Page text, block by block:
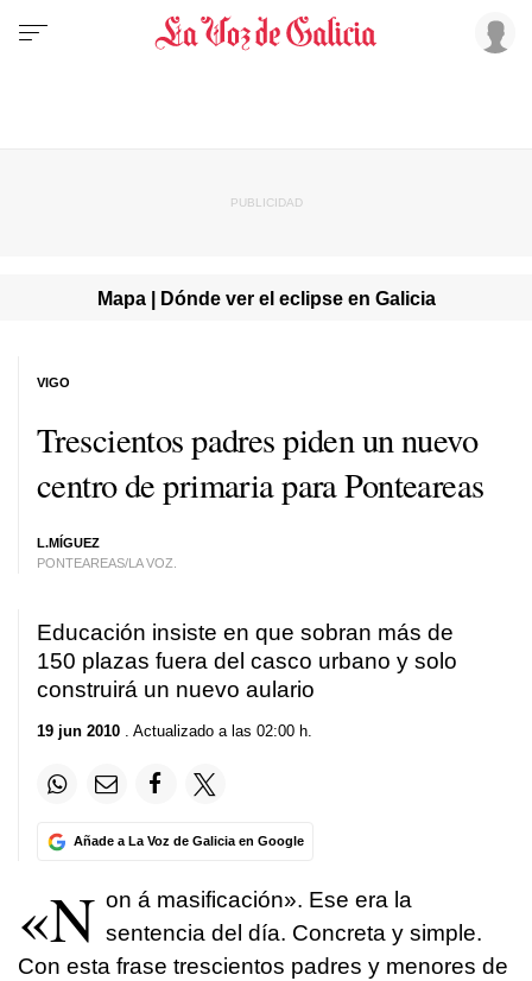
Mapa | Dónde ver el eclipse en Galicia
Trescientos padres piden un nuevo
centro de primaria para Ponteareas
L.MÍGUEZ
PONTEAREAS/LA VOZ.
VIGO
Educación insiste en que sobran más de
150 plazas fuera del casco urbano y solo
construirá un nuevo aulario
19 jun 2010 . Actualizado a las 02:00 h.
Añade a La Voz de Galicia en Google
«N on á masificación». Ese era la
sentencia del día. Concreta y simple.
Con esta frase trescientos padres y menores de